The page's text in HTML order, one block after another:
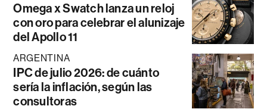
Omega x Swatch lanza un reloj
con oro para celebrar el alunizaje
del Apollo 11
ARGENTINA
IPC de julio 2026: de cuánto
sería la inflación, según las
consultoras